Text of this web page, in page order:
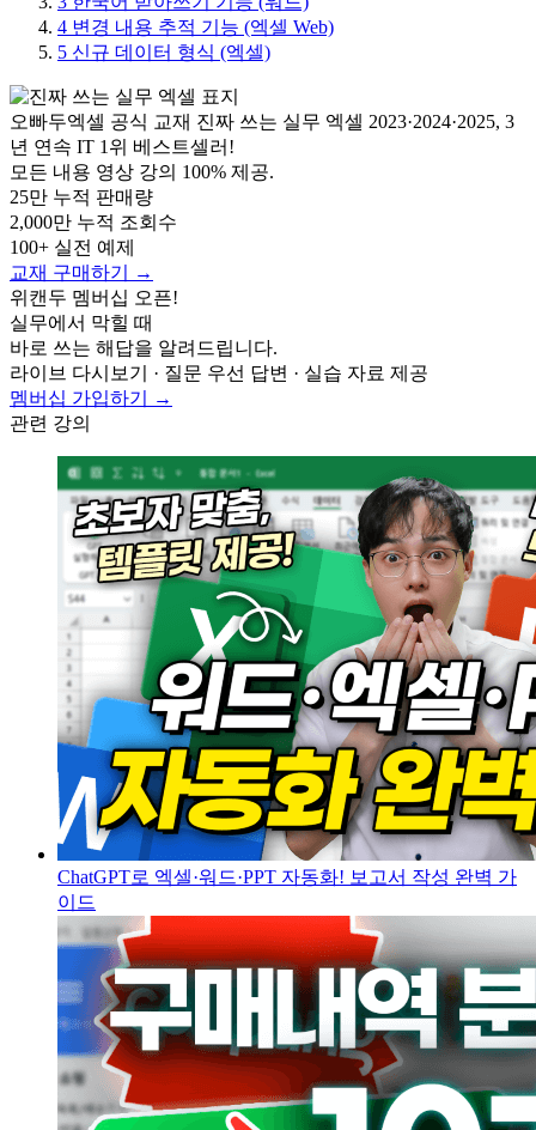
4 변경 내용 추적 기능 (엑셀 Web)
5 신규 데이터 형식 (엑셀)
오빠두엑셀 공식 교재 진짜 쓰는 실무 엑셀 2023·2024·2025, 3
년 연속 IT 1위 베스트셀러!
모든 내용 영상 강의 100% 제공.
25만 누적 판매량
2,000만 누적 조회수
100+ 실전 예제
교재 구매하기 →
위캔두 멤버십 오픈!
실무에서 막힐 때
바로 쓰는 해답을 알려드립니다.
라이브 다시보기 · 질문 우선 답변 · 실습 자료 제공
멤버십 가입하기 →
관련 강의
ChatGPT로 엑셀·워드·PPT 자동화! 보고서 작성 완벽 가
이드